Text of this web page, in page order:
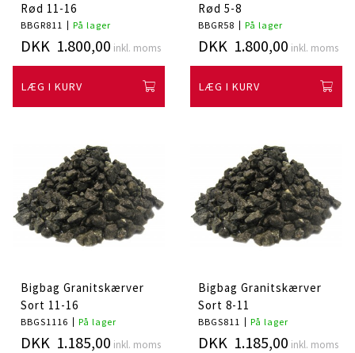
Rød 11-16
BBGR811 På lager
DKK 1.800,00 inkl. moms
LÆG I KURV
Rød 5-8
BBGR58 På lager
DKK 1.800,00 inkl. moms
LÆG I KURV
Bigbag Granitskærver
Sort 11-16
BBGS1116 På lager
DKK 1.185,00 inkl. moms
Bigbag Granitskærver
Sort 8-11
BBGS811 På lager
DKK 1.185,00 inkl. moms